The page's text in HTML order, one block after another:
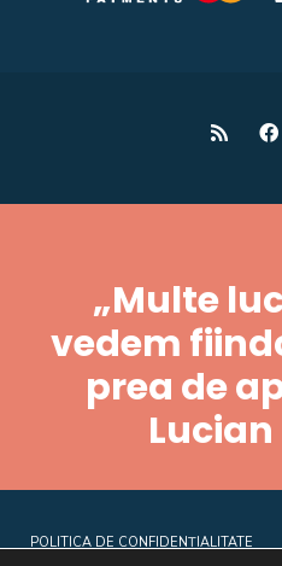
„Multe
vedem
prea de
POLITICA DE CONFIDENȚIALITATE